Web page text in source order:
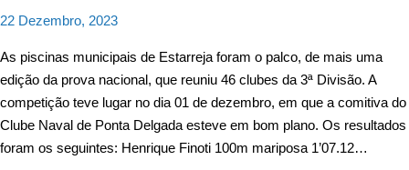
22 Dezembro, 2023
As piscinas municipais de Estarreja foram o palco, de mais uma
edição da prova nacional, que reuniu 46 clubes da 3ª Divisão. A
competição teve lugar no dia 01 de dezembro, em que a comitiva do
Clube Naval de Ponta Delgada esteve em bom plano. Os resultados
foram os seguintes: Henrique Finoti 100m mariposa 1’07.12…